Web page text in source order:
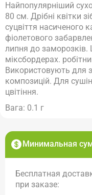
Минимальная
Бесплатная
при заказе:
Найпопулярніший
80 см. Дрібні квітки
суцвіття насиченого
фіолетового
липня до заморозків.
міксбордерах.
Використовують для
композицій. Для
цвітіння.
Вага: 0.1 г